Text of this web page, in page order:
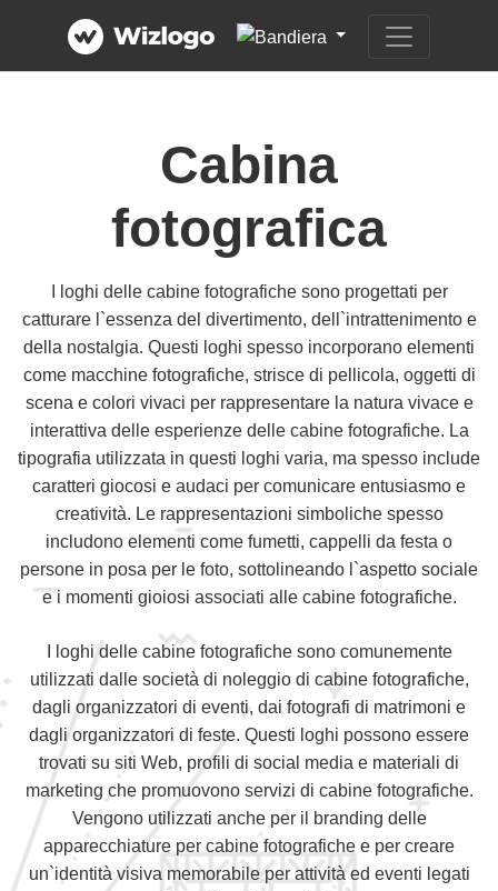
Cabina
fotografica
I loghi delle cabine fotografiche sono progettati per
catturare l`essenza del divertimento, dell`intrattenimento e
della nostalgia. Questi loghi spesso incorporano elementi
come macchine fotografiche, strisce di pellicola, oggetti di
scena e colori vivaci per rappresentare la natura vivace e
interattiva delle esperienze delle cabine fotografiche. La
tipografia utilizzata in questi loghi varia, ma spesso include
caratteri giocosi e audaci per comunicare entusiasmo e
creatività. Le rappresentazioni simboliche spesso
includono elementi come fumetti, cappelli da festa o
persone in posa per le foto, sottolineando l`aspetto sociale
e i momenti gioiosi associati alle cabine fotografiche.
I loghi delle cabine fotografiche sono comunemente
utilizzati dalle società di noleggio di cabine fotografiche,
dagli organizzatori di eventi, dai fotografi di matrimoni e
dagli organizzatori di feste. Questi loghi possono essere
trovati su siti Web, profili di social media e materiali di
marketing che promuovono servizi di cabine fotografiche.
Vengono utilizzati anche per il branding delle
apparecchiature per cabine fotografiche e per creare
un`identità visiva memorabile per attività ed eventi legati